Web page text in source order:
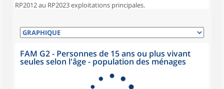
RP2012 au RP2023 exploitations principales.
FAM G2 - Personnes de 15 ans ou plus vivant
seules selon l'âge - population des ménages